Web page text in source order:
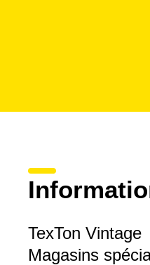
TexTon Vintage
Magasins